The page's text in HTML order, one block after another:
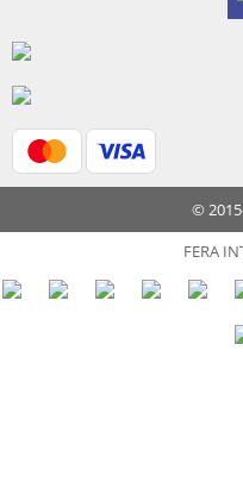
©
FERA